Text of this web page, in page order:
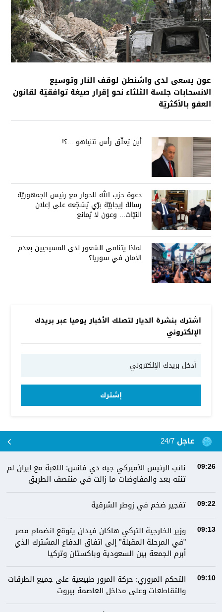
عون يسعى لدى واشنطن لوقف النار وتوسيع
الانسحابات جلسة الثلثاء نحو إقرار صيغة توافقيّة لقانون
العفو بالأكثريّة
أين يُعلّق رأس نتنياهو ...؟!
دعوة حزب الله للحوار مع رئيس الجمهوريّة
رسالة إيجابيّة برّي يُشجّعه على إعلان
النيّات... وعون لا يُمانع
لماذا يتنامى الشعور لدى المسيحيين بعدم
الأمان في سوريا؟
اشترك بنشرة الديار لتصلك الأخبار يوميا عبر بريدك
الإلكتروني
إشترك
عاجل 24/7
09:26
نائب الرئيس الأميركي جيه دي فانس: اللعبة مع إيران لم
تنته بعد والمفاوضات ما زالت في منتصف الطريق
09:22 تفجير ضخم في زوطر الشرقية
09:13
وزير الخارجية التركي هاكان فيدان يتوقع انضمام مصر
"في المرحلة المقبلة" إلى اتفاق الدفاع المشترك الذي
أبرم الجمعة بين السعودية وباكستان وتركيا
09:10
التحكم المروري: ‏⁧‫حركة المرور‬⁩ طبيعية على جميع الطرقات
والتقاطعات وعلى مداخل العاصمة ⁧‫بيروت